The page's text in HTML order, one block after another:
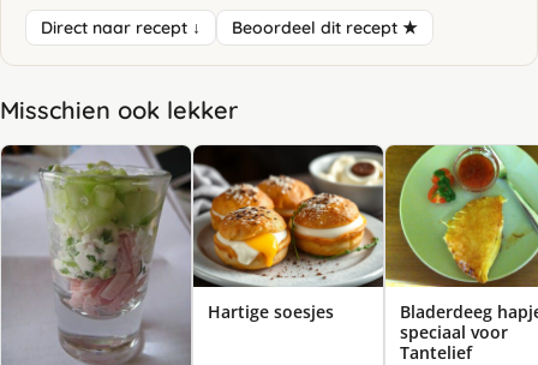
Direct naar recept ↓ Beoordeel dit recept ★
Misschien ook lekker
Hartige soesjes
Bladerdeeg
speciaal voor
Tantelief